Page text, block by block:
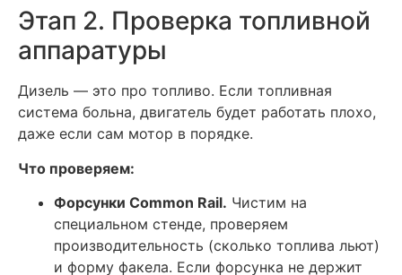
Этап 2. Проверка топливной
аппаратуры
Дизель — это про топливо. Если топливная
система больна, двигатель будет работать плохо,
даже если сам мотор в порядке.
Что проверяем:
Форсунки Common Rail. Чистим на
специальном стенде, проверяем
производительность (сколько топлива льют)
и форму факела. Если форсунка не держит